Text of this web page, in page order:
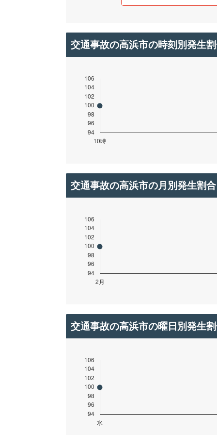
交通事故の高浜市の時刻別発生
交通事故の高浜市の月別発生割合
交通事故の高浜市の曜日別発生